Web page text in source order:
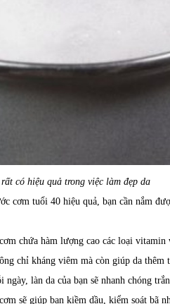
có hiệu quả trong việc làm đẹp da
cơm tuổi 40 hiệu quả, bạn cần nắm
chứa hàm lượng cao các loại
chỉ kháng viêm mà còn giúp da
làn da của bạn sẽ nhanh chóng
sẽ giúp bạn kiềm dầu, kiểm soát bã